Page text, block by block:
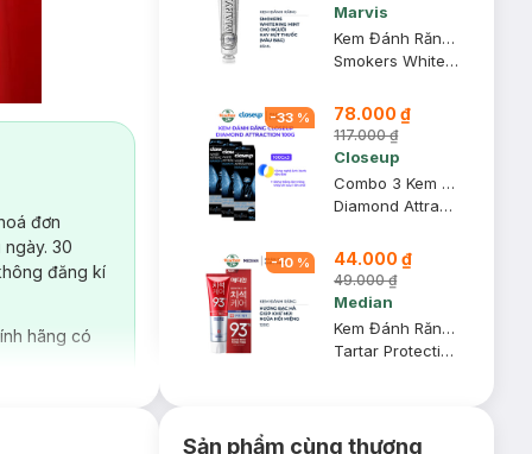
đơn
30
đăng kí
hãng có
Marvis
Kem Đánh Răng Marvis Màu Bạc Cho Người Hút Thuốc 85ml
Smokers Whitening Mint Toothpaste
-33 % 78.000 ₫
117.000 ₫
Closeup
Combo 3 Kem Đánh Răng Closeup Diamond Attraction Trắng Răng 100g
Diamond Attraction
-10 % 44.000 ₫
49.000 ₫
Median
Kem Đánh Răng Median IQ 93% Trắng Răng Màu Đỏ 120g
Tartar Protection Toothpaste - Fresh Breath
Sản phẩm cùng thương